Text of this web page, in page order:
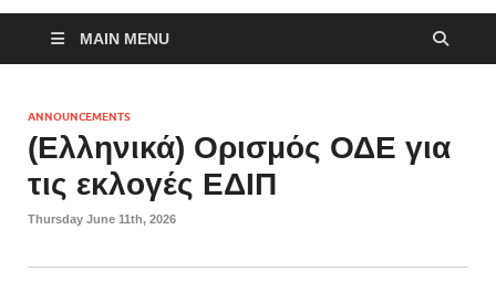
MAIN MENU
ANNOUNCEMENTS
(Ελληνικά) Ορισμός ΟΔΕ για
τις εκλογές ΕΔΙΠ
Thursday June 11th, 2026